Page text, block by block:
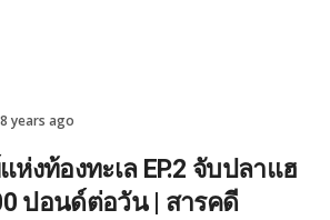
years ago
งท้องทะเล EP.2 จับปลาแฮ
ปอนด์ต่อวัน | สารคดี